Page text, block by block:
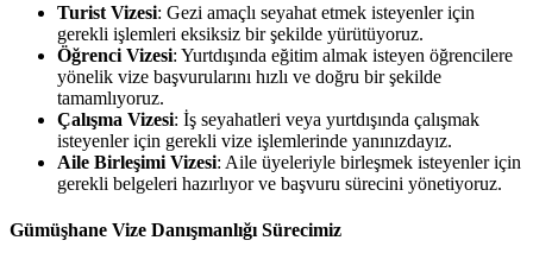
Turist Vizesi: Gezi amaçlı seyahat etmek isteyenler için
gerekli işlemleri eksiksiz bir şekilde yürütüyoruz.
Öğrenci Vizesi: Yurtdışında eğitim almak isteyen öğrencilere
yönelik vize başvurularını hızlı ve doğru bir şekilde
tamamlıyoruz.
Çalışma Vizesi: İş seyahatleri veya yurtdışında çalışmak
isteyenler için gerekli vize işlemlerinde yanınızdayız.
Aile Birleşimi Vizesi: Aile üyeleriyle birleşmek isteyenler için
gerekli belgeleri hazırlıyor ve başvuru sürecini yönetiyoruz.
Gümüşhane Vize Danışmanlığı Sürecimiz